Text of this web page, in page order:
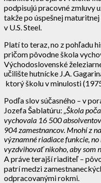
podpisujú pracovné zmluvy
takže po úspešnej
v U.S. Steel.
Platí to teraz, no z pohľadu
pričom pôvodne škola
Východoslovenské
učilište hutnícke J.A.
ktorý školu v minulosti
Podľa slov súčasného – v
Jozefa Šablatúru: „Škola
vychovala 16 500
904 zamestnancov. Mnohí z
významné riadiace funkcie,
vyzdvihovať nikoho, aby som
A práve terajší riaditeľ –
patrí medzi
odpracovanými rokmi.